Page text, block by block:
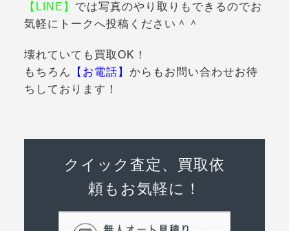
【LINE】 では写真のやり取りもできるのでお
気軽にトークへ投稿ください＾＾
壊れていても買取OK！
もちろん
【お電話】 からもお問い合わせお待
ちしております！
クイック査定、買取依
頼もお気軽に！